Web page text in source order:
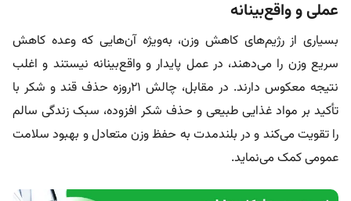
عملی و واقع‌بینانه
بسیاری از رژیم‌های کاهش وزن، به‌ویژه آن‌هایی که وعده کاهش
سریع وزن را می‌دهند، در عمل پایدار و واقع‌بینانه نیستند و اغلب
نتیجه معکوس دارند. در مقابل، چالش ۲۱روزه حذف قند و شکر با
تأکید بر مواد غذایی طبیعی و حذف شکر افزوده، سبک زندگی سالم
را تقویت می‌کند و در بلندمدت به حفظ وزن متعادل و بهبود سلامت
عمومی کمک می‌نماید.